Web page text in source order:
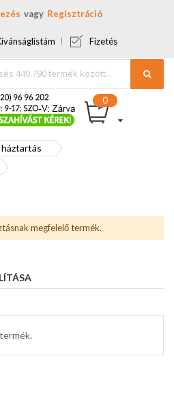
Regisztráció
Fizetés
megfelelő termék.